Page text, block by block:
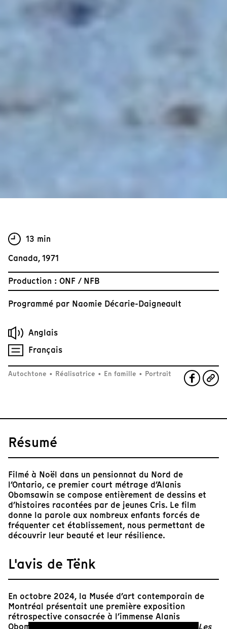
13 min
Canada, 1971
Production : ONF / NFB
Programmé par Naomie Décarie-Daigneault
Anglais
Français
Autochtone • Réalisatrice • En famille • Portrait
Résumé
Filmé à Noël dans un pensionnat du Nord de
l’Ontario, ce premier court métrage d’Alanis
Obomsawin se compose entièrement de dessins et
d’histoires racontées par de jeunes Cris. Le film
donne la parole aux nombreux enfants forcés de
fréquenter cet établissement, nous permettant de
découvrir leur beauté et leur résilience.
L'avis de Tënk
En octobre 2024, la Musée d’art contemporain de
Montréal présentait une première exposition
rétrospective consacrée à l’immense Alanis